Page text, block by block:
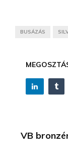
BUSÁZÁS
VB